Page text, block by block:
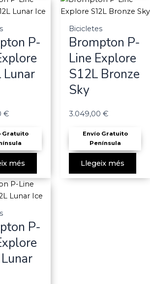
P-
Lunar
€
Gratuito
més
Bicicletes
Brompton P-
Line Explore
S12L Bronze
Sky
3.049,00€
Envío Gratuito
Península
Llegeix més
P-